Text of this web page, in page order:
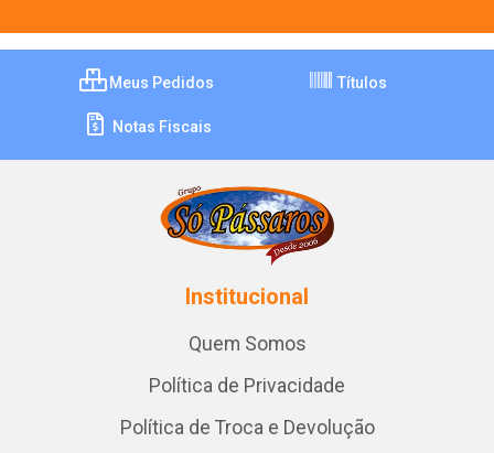
Meus Pedidos Títulos
Notas Fiscais
Institucional
Quem Somos
Política de Privacidade
Política de Troca e Devolução